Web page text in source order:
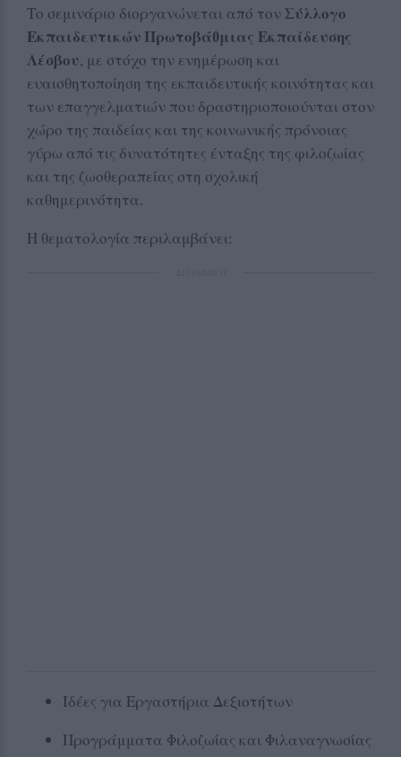
Το σεμινάριο διοργανώνεται από τον Σύλλογο
Εκπαιδευτικών Πρωτοβάθμιας Εκπαίδευσης
Λέσβου, με στόχο την ενημέρωση και
ευαισθητοποίηση της εκπαιδευτικής κοινότητας και
των επαγγελματιών που δραστηριοποιούνται στον
χώρο της παιδείας και της κοινωνικής πρόνοιας
γύρω από τις δυνατότητες ένταξης της φιλοζωίας
και της ζωοθεραπείας στη σχολική
καθημερινότητα.
Η θεματολογία περιλαμβάνει:
Ιδέες για Εργαστήρια Δεξιοτήτων
Προγράμματα Φιλοζωίας και Φιλαναγνωσίας